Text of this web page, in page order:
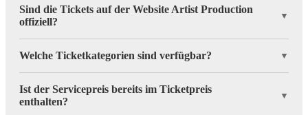
Sind die Tickets auf der Website Artist Production
offiziell?
▼
Welche Ticketkategorien sind verfügbar? ▼
Ist der Servicepreis bereits im Ticketpreis
enthalten?
▼